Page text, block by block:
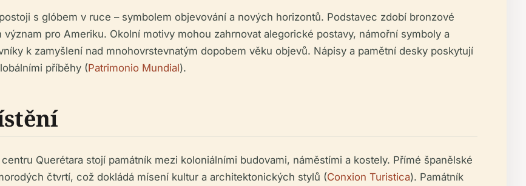
s glóbem v ruce – symbolem objevování a nových horizontů. Podstavec zdobí bronzové
pro Ameriku. Okolní motivy mohou zahrnovat alegorické postavy, námořní symboly a
k zamyšlení nad mnohovrstevnatým dopobem věku objevů. Nápisy a pamětní desky poskytují
příběhy (Patrimonio Mundial).
Querétara stojí památník mezi koloniálními budovami, náměstími a kostely. Přímé španělské
čtvrtí, což dokládá mísení kultur a architektonických stylů (Conxion Turistica). Památník